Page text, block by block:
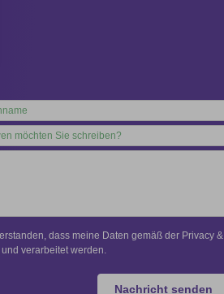
dass meine Daten gemäß der Privacy &
verarbeitet werden.
Nachricht senden